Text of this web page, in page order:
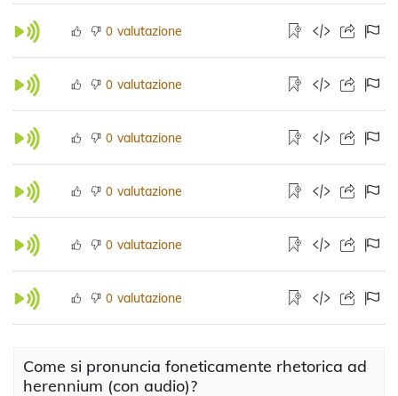
0 valutazione
0 valutazione
0 valutazione
0 valutazione
0 valutazione
0 valutazione
Come si pronuncia foneticamente rhetorica ad
herennium (con audio)?